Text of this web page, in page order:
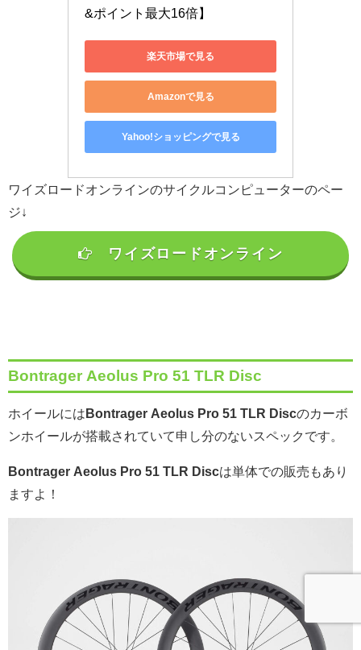
&ポイント最大16倍】
楽天市場で見る
Amazonで見る
Yahoo!ショッピングで見る
ワイズロードオンラインのサイクルコンピューターのペー
ジ↓
ワイズロードオンライン
Bontrager Aeolus Pro 51 TLR Disc
ホイールには Bontrager Aeolus Pro 51 TLR Discのカーボ
ンホイールが搭載されていて申し分のないスペックです。
Bontrager Aeolus Pro 51 TLR Discは単体での販売もあり
ますよ！